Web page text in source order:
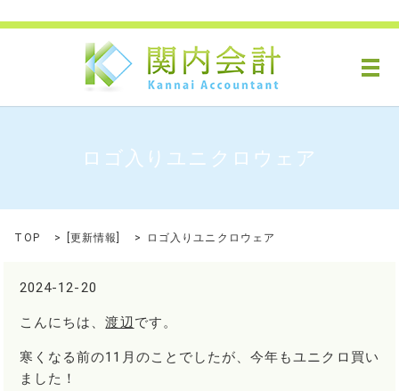
メ
ロゴ入りユニクロウェア
TOP 更新情報 ロゴ入りユニクロウェア
2024-12-20
こんにちは、渡辺 です。
寒くなる前の11月のことでしたが、今年もユニクロ買い
ました！